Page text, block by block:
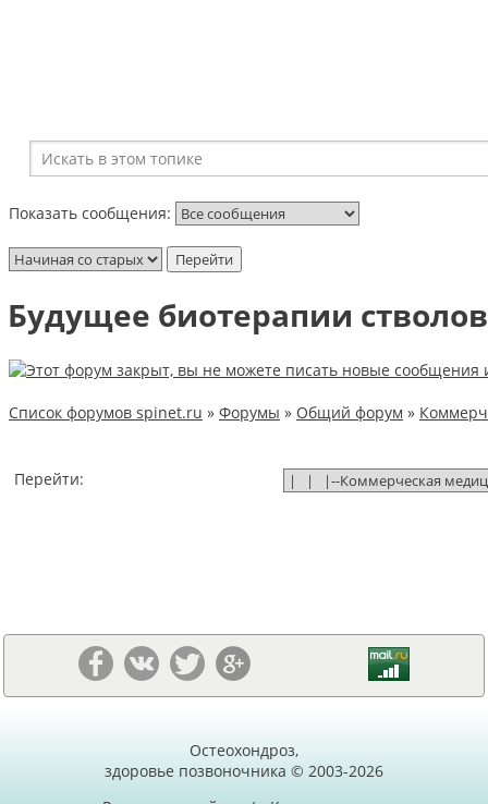
Показать сообщения:
Будущее биотерапии
Список форумов spinet.ru » Форумы » Общий форум »
Перейти:
Остеохондроз,
здоровье позвоночника © 2003-2026